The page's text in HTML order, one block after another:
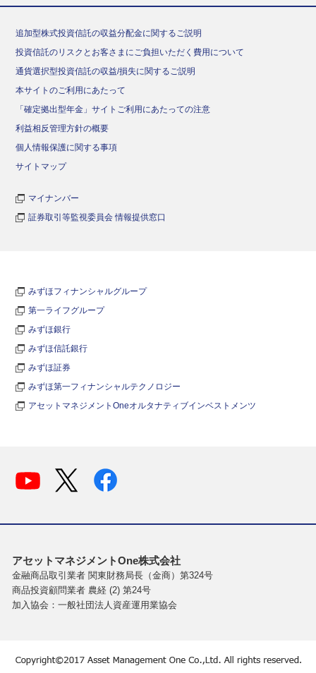
追加型株式投資信託の収益分配金に関するご説明
投資信託のリスクとお客さまにご負担いただく費用について
通貨選択型投資信託の収益/損失に関するご説明
本サイトのご利用にあたって
「確定拠出型年金」サイトご利用にあたっての注意
利益相反管理方針の概要
個人情報保護に関する事項
サイトマップ
マイナンバー
証券取引等監視委員会 情報提供窓口
みずほフィナンシャルグループ
第一ライフグループ
みずほ銀行
みずほ信託銀行
みずほ証券
みずほ第一フィナンシャルテクノロジー
アセットマネジメントOneオルタナティブインベストメンツ
アセットマネジメントOne株式会社
金融商品取引業者 関東財務局長（金商）第324号
商品投資顧問業者 農経 (2) 第24号
加入協会：一般社団法人資産運用業協会